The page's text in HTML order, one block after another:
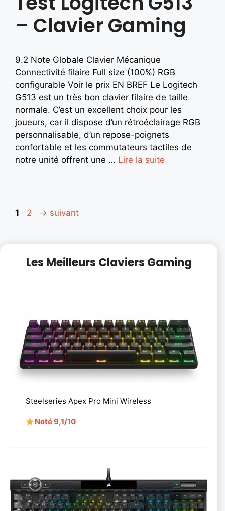
– Clavier Gaming
9.2 Note Globale Clavier Mécanique
Connectivité filaire Full size (100%) RGB
configurable Voir le prix EN BREF Le Logitech
G513 est un très bon clavier filaire de taille
normale. C’est un excellent choix pour les
joueurs, car il dispose d’un rétroéclairage RGB
personnalisable, d’un repose-poignets
confortable et les commutateurs tactiles de
notre unité offrent une … Lire la suite
1 2 → suivant
Les Meilleurs Claviers Gaming
Steelseries Apex Pro Mini Wireless
Noté 9,1/10